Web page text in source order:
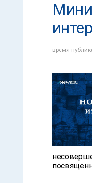
время